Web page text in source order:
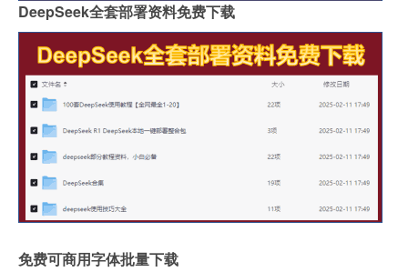
DeepSeek全套部署资料免费下载
免费可商用字体批量下载